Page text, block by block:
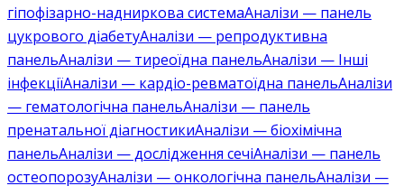
гіпофізарно-надниркова системаАналізи — панель
цукрового діабетуАналізи — репродуктивна
панельАналізи — тиреоїдна панельАналізи — Інші
інфекціїАналізи — кардіо-ревматоїдна панельАналізи
— гематологічна панельАналізи — панель
пренатальної діагностикиАналізи — біохімічна
панельАналізи — дослідження сечіАналізи — панель
остеопорозуАналізи — онкологічна панельАналізи —